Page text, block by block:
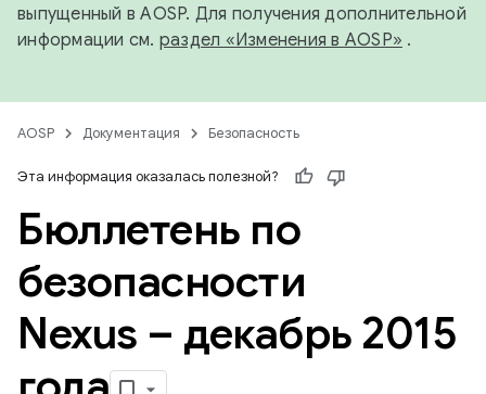
выпущенный в AOSP. Для получения дополнительной
информации см. раздел «Изменения в AOSP» .
AOSP Документация Безопасность
Эта информация оказалась полезной?
Бюллетень по
безопасности
Nexus – декабрь 2015